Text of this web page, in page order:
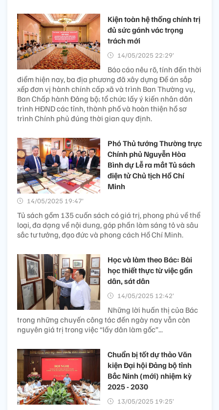
Kiện toàn hệ thống chính trị
đủ sức gánh vác trọng
trách mới
14/05/2025 22:29’
Báo cáo nêu rõ, tính đến thời
điểm hiện nay, ba địa phương đã xây dựng Đề án sắp
xếp đơn vị hành chính cấp xã và trình Ban Thường vụ,
Ban Chấp hành Đảng bộ; tổ chức lấy ý kiến nhân dân
trình HĐND các tỉnh, thành phố và hoàn thiện hồ sơ
trình Chính phủ đúng thời gian quy định.
Phó Thủ tướng Thường trực
Chính phủ Nguyễn Hòa
Bình dự Lễ ra mắt Tủ sách
điện tử Chủ tịch Hồ Chí
Minh
14/05/2025 19:47’
Tủ sách gồm 135 cuốn sách có giá trị, phong phú về thể
loại, đa dạng về nội dung, góp phần làm sáng tỏ và sâu
sắc tư tưởng, đạo đức và phong cách Hồ Chí Minh.
Học và làm theo Bác: Bài
học thiết thực từ việc gần
dân, sát dân
14/05/2025 12:42’
Những lời huấn thị của Bác
trong những chuyến công tác đến ngày nay vẫn còn
nguyên giá trị trong việc “lấy dân làm gốc”...
Chuẩn bị tốt dự thảo Văn
kiện Đại hội Đảng bộ tỉnh
Bắc Ninh (mới) nhiệm kỳ
2025 - 2030
13/05/2025 19:25’